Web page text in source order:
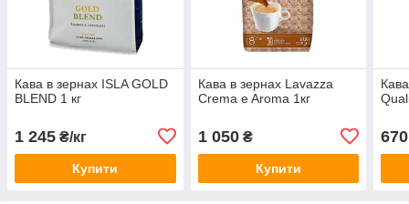
Кава в зернах ISLA GOLD
BLEND 1 кг
1 245 ₴/кг
Купити
Кава в зернах Lavazza
Crema e Aroma 1кг
1 050₴
Купити
670